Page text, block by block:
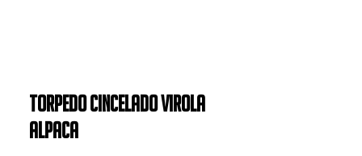
Torpedo Cincelado Virola
Alpaca